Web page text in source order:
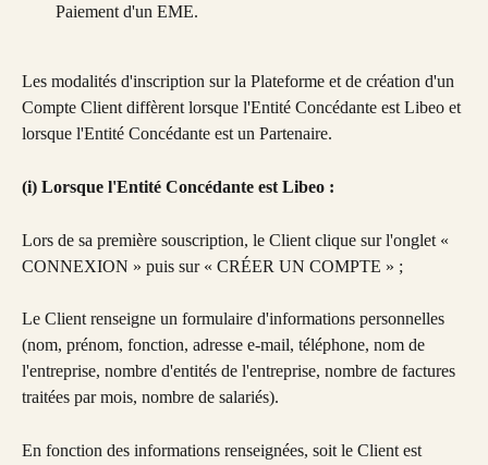
Paiement d'un EME.
Les modalités d'inscription sur la Plateforme et de création d'un
Compte Client diffèrent lorsque l'Entité Concédante est Libeo et
lorsque l'Entité Concédante est un Partenaire.
(i) Lorsque l'Entité Concédante est Libeo :
Lors de sa première souscription, le Client clique sur l'onglet «
CONNEXION » puis sur « CRÉER UN COMPTE » ;
Le Client renseigne un formulaire d'informations personnelles
(nom, prénom, fonction, adresse e-mail, téléphone, nom de
l'entreprise, nombre d'entités de l'entreprise, nombre de factures
traitées par mois, nombre de salariés).
En fonction des informations renseignées, soit le Client est